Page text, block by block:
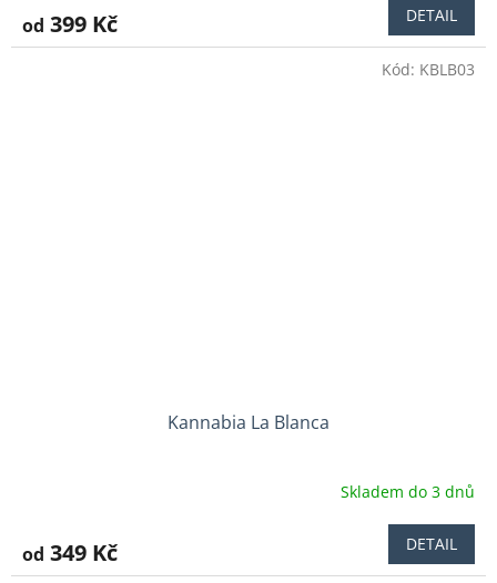
je
5,0
od 399 Kč DETAIL
Kannabia La Blanca
Skladem do 3 dnů
od 349 Kč DETAIL
Kód: KBLB03